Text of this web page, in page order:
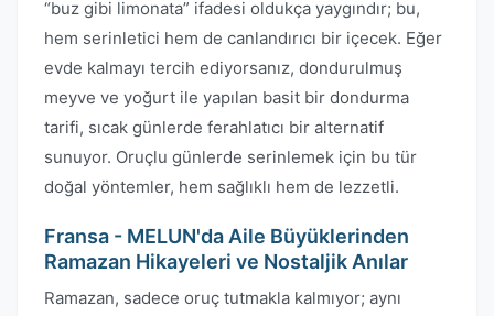
“buz gibi limonata” ifadesi oldukça yaygındır; bu,
hem serinletici hem de canlandırıcı bir içecek. Eğer
evde kalmayı tercih ediyorsanız, dondurulmuş
meyve ve yoğurt ile yapılan basit bir dondurma
tarifi, sıcak günlerde ferahlatıcı bir alternatif
sunuyor. Oruçlu günlerde serinlemek için bu tür
doğal yöntemler, hem sağlıklı hem de lezzetli.
Fransa - MELUN'da Aile Büyüklerinden
Ramazan Hikayeleri ve Nostaljik Anılar
Ramazan, sadece oruç tutmakla kalmıyor; aynı